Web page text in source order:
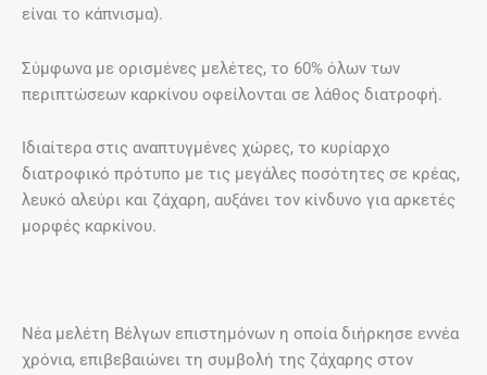
είναι το κάπνισμα).
Σύμφωνα με ορισμένες μελέτες, το 60% όλων των
περιπτώσεων καρκίνου οφείλονται σε λάθος διατροφή.
Ιδιαίτερα στις αναπτυγμένες χώρες, το κυρίαρχο
διατροφικό πρότυπο με τις μεγάλες ποσότητες σε κρέας,
λευκό αλεύρι και ζάχαρη, αυξάνει τον κίνδυνο για αρκετές
μορφές καρκίνου.
Νέα μελέτη Βέλγων επιστημόνων η οποία διήρκησε εννέα
χρόνια, επιβεβαιώνει τη συμβολή της ζάχαρης στον